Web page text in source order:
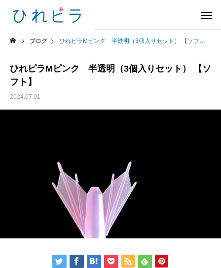
ブログ ひれピラMピンク 半透明（3個入りセット） 【ソフト】
ひれピラMピンク 半透明（3個入りセット） 【ソ
フト】
2024.07.01